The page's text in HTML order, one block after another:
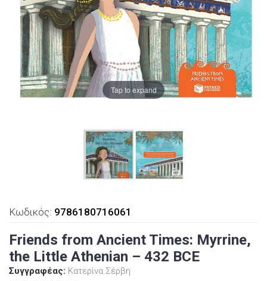
Tap to expand
Κωδικός: 9786180716061
Friends from Ancient Times: Myrrine,
the Little Athenian – 432 BCE
Συγγραφέας: Κατερίνα Σέρβη